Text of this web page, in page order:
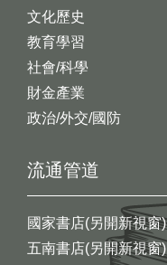
文化歷史
教育學習
社會/科學
財金產業
政治/外交/國防
流通管道
國家書店(另開新視窗)
五南書店(另開新視窗)